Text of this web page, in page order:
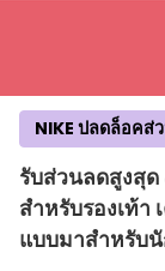
รับส่วนลดสูงสุ
สําหรับรองเท้า
แบบมาสําหรับนั
NIKE ปลดล็อคส่